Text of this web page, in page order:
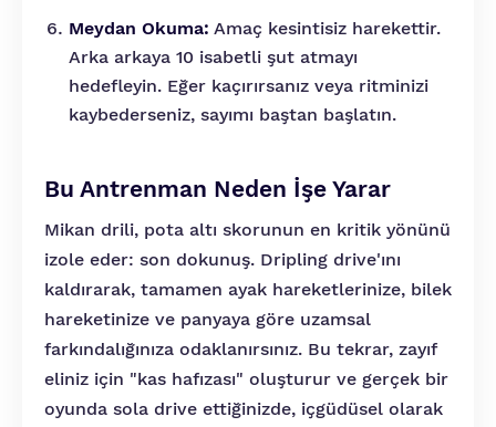
Meydan Okuma: Amaç kesintisiz harekettir.
Arka arkaya 10 isabetli şut atmayı
hedefleyin. Eğer kaçırırsanız veya ritminizi
kaybederseniz, sayımı baştan başlatın.
Bu Antrenman Neden İşe Yarar
Mikan drili, pota altı skorunun en kritik yönünü
izole eder: son dokunuş. Dripling drive'ını
kaldırarak, tamamen ayak hareketlerinize, bilek
hareketinize ve panyaya göre uzamsal
farkındalığınıza odaklanırsınız. Bu tekrar, zayıf
eliniz için "kas hafızası" oluşturur ve gerçek bir
oyunda sola drive ettiğinizde, içgüdüsel olarak